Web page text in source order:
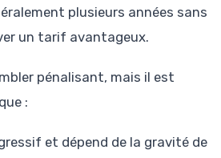
plusieurs années sans
un tarif avantageux.
pénalisant, mais il est
:
et dépend de la gravité de